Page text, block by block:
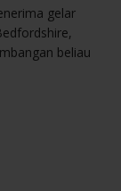
gelar
beliau